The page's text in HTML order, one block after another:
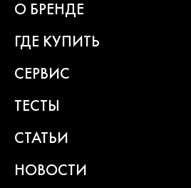
О БРЕНДЕ
ГДЕ КУПИТЬ
СЕРВИС
ТЕСТЫ
СТАТЬИ
НОВОСТИ